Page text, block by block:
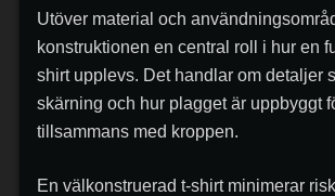
Utöver material och
konstruktionen en central roll i hur en
shirt upplevs. Det handlar om detaljer
skärning och hur plagget är uppbyggt
tillsammans med kroppen.
En välkonstruerad t-shirt minimerar